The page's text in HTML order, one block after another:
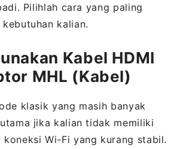
Pilihlah cara yang paling
kalian.
Kabel HDMI
MHL (Kabel)
klasik yang masih banyak
jika kalian tidak memiliki
koneksi Wi-Fi yang kurang stabil.